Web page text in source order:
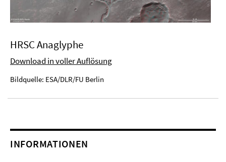
HRSC Anaglyphe
Download in voller Auflösung
Bildquelle: ESA/DLR/FU Berlin
INFORMATIONEN